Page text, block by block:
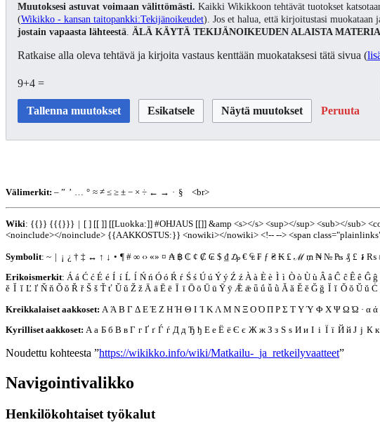
Muutoksesi astuvat voimaan välittömästi. Kaikki Wikikkoon tehtävät tuotokset
(Wikikko - kansan taitopankki:Tekijänoikeudet). Jos et halua, että kirjoitustasi muokataan
jostain vapaasta lähteestä. ÄLÄ KÄYTÄ TEKIJÄNOIKEUDEN ALAISTA
Ratkaise alla oleva tehtävä ja kirjoita vastaus kenttään muokataksesi tätä sivua (
9+4 =
Peruuta
Välimerkit: – ” ’ … ° ≈ ≠ ≤ ≥ ± − × ÷ ← → · § <br>
Wiki: {{}} {{{}}} | [ ] [[ ]] [[Luokka:]] #OHJAUS [[]] &amp <s></s> <sup></sup> <sub></sub>
<noinclude></noinclude> {{AAKKOSTUS:}} <nowiki></nowiki> <!-- --> <span
Symbolit: ~ | ¡ ¿ † ‡ ↔ ↑ ↓ • ¶ # ∞ ‹› «» ¤ ₳ ฿ ₵ ¢ ₡ ₢ $ ₫ ₯ € ₠ ₣ ƒ ₴ ₭ ₤ ℳ ₥ ₦ № ₧ ₰ £ ៛ ₨
Erikoismerkit: Á á Ć ć É é Í í Ĺ ĺ Ń ń Ó ó Ŕ ŕ Ś ś Ú ú Ý ý Ź ź À à È è Ì ì Ò ò Ù ù Â â Ĉ ĉ Ê ê Ĝ ĝ
ě Ǐ ǐ Ľ ľ Ň ň Ǒ ǒ Ř ř Š š Ť ť Ǔ ǔ Ž ž Ā ā Ē ē Ī ī Ō ō Ū ū Ȳ ȳ Ǣ ǣ ǖ ǘ ǚ ǜ Ă ă Ĕ ĕ Ğ ğ Ĭ ĭ Ŏ ŏ Ŭ ŭ Ċ
Kreikkalaiset aakkoset: Α Ά Β Γ Δ Ε Έ Ζ Η Ή Θ Ι Ί Κ Λ Μ Ν Ξ Ο Ό Π Ρ Σ Τ Υ Ύ Φ Χ Ψ Ω Ώ ·α ά
Kyrilliset aakkoset: А а Б б В в Г г Ґ ґ Ѓ ѓ Д д Ђ ђ Е е Ё ё Є є Ж ж З з Ѕ ѕ И и І і Ї ї Й й Ј ј К к
Noudettu kohteesta ”https://wikikko.info/wiki/Matkailu-_ja_retkeilyvaatteet”
Navigointivalikko
Henkilökohtaiset työkalut